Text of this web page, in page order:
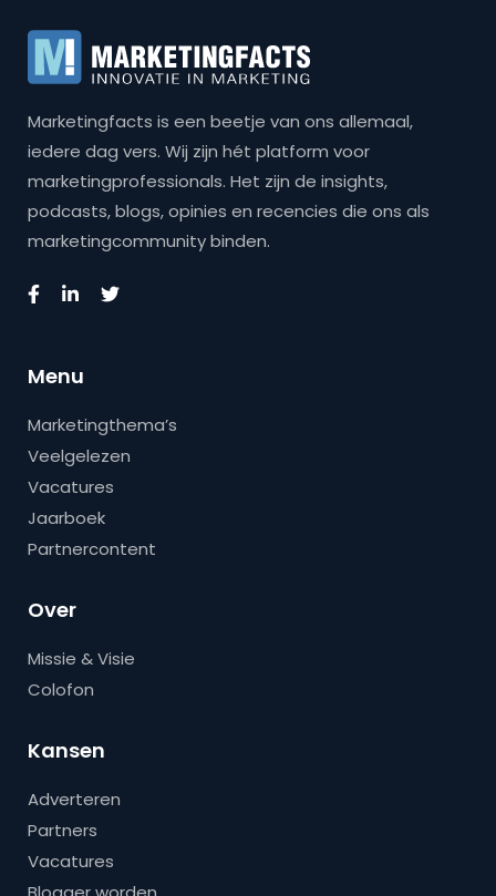
Marketingfacts is een beetje van ons allemaal,
iedere dag vers. Wij zijn hét platform voor
marketingprofessionals. Het zijn de insights,
podcasts, blogs, opinies en recencies die ons als
marketingcommunity binden.
Menu
Marketingthema’s
Veelgelezen
Vacatures
Jaarboek
Partnercontent
Over
Missie & Visie
Colofon
Kansen
Adverteren
Partners
Vacatures